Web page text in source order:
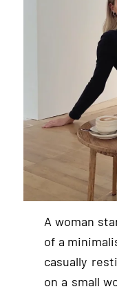
A woman
of a
casually
on a small